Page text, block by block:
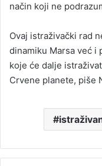
način koji ne
Ovaj istraživački rad
dinamiku Marsa već i
koje će dalje
Crvene planete, piše